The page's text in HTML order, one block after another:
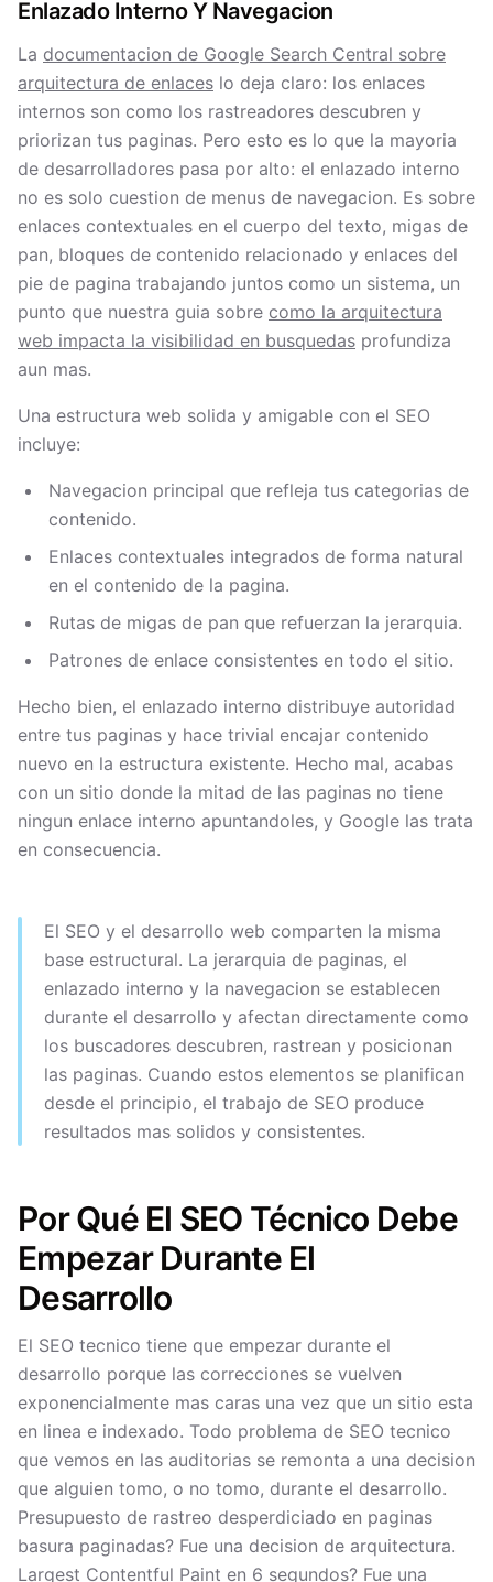
Enlazado Interno Y Navegacion
La documentacion de Google Search Central sobre
arquitectura de enlaces lo deja claro: los enlaces
internos son como los rastreadores descubren y
priorizan tus paginas. Pero esto es lo que la mayoria
de desarrolladores pasa por alto: el enlazado interno
no es solo cuestion de menus de navegacion. Es sobre
enlaces contextuales en el cuerpo del texto, migas de
pan, bloques de contenido relacionado y enlaces del
pie de pagina trabajando juntos como un sistema, un
punto que nuestra guia sobre como la arquitectura
web impacta la visibilidad en busquedas profundiza
aun mas.
Una estructura web solida y amigable con el SEO
incluye:
Navegacion principal que refleja tus categorias de
contenido.
Enlaces contextuales integrados de forma natural
en el contenido de la pagina.
Rutas de migas de pan que refuerzan la jerarquia.
Patrones de enlace consistentes en todo el sitio.
Hecho bien, el enlazado interno distribuye autoridad
entre tus paginas y hace trivial encajar contenido
nuevo en la estructura existente. Hecho mal, acabas
con un sitio donde la mitad de las paginas no tiene
ningun enlace interno apuntandoles, y Google las trata
en consecuencia.
El SEO y el desarrollo web comparten la misma
base estructural. La jerarquia de paginas, el
enlazado interno y la navegacion se establecen
durante el desarrollo y afectan directamente como
los buscadores descubren, rastrean y posicionan
las paginas. Cuando estos elementos se planifican
desde el principio, el trabajo de SEO produce
resultados mas solidos y consistentes.
Por Qué El SEO Técnico Debe
Empezar Durante El
Desarrollo
El SEO tecnico tiene que empezar durante el
desarrollo porque las correcciones se vuelven
exponencialmente mas caras una vez que un sitio esta
en linea e indexado. Todo problema de SEO tecnico
que vemos en las auditorias se remonta a una decision
que alguien tomo, o no tomo, durante el desarrollo.
Presupuesto de rastreo desperdiciado en paginas
basura paginadas? Fue una decision de arquitectura.
Largest Contentful Paint en 6 segundos? Fue una